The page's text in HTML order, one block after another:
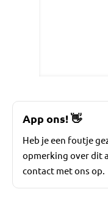
App ons!👋
Heb je een foutje
opmerking over dit
contact met ons op.